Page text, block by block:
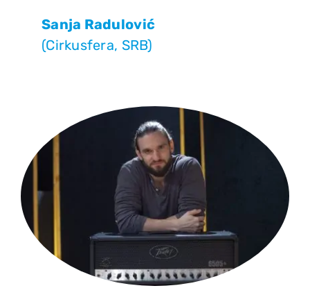
Sanja Radulović
(Cirkusfera, SRB)